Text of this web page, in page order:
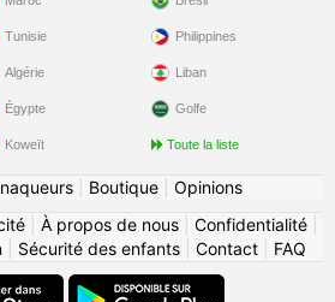
Tunisie
Algérie
Égypte
Koweït
Philippines
Liban
Golfe
Toute la liste
| Boutique| Opinions
À propos de nous Confidentialité
| Sécurité des enfants| Contact| FAQ